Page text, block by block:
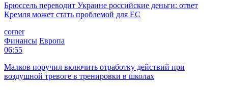
Брюссель переводит Украине российские деньги: ответ
Кремля может стать проблемой для EC
corner
Финансы Европа
06:55
Малков поручил включить отработку действий при
воздушной тревоге в тренировки в школах